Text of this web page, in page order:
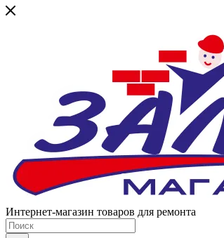
Интернет-магазин товаров для ремонта